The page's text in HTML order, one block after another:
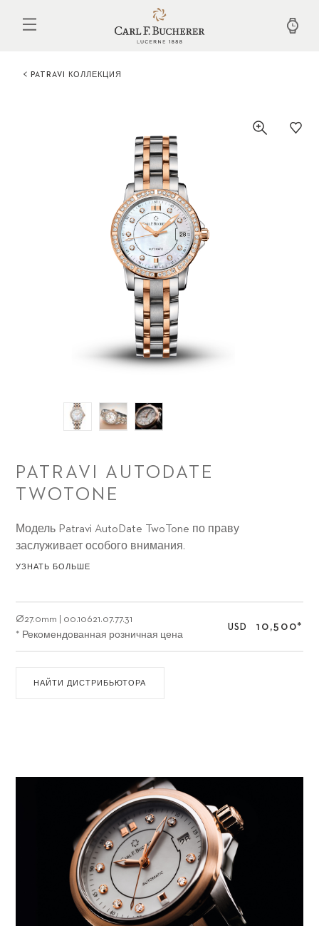
основному
PATRAVI КОЛЛЕКЦИЯ
PATRAVI AUTODATE
TWOTONE
Модель Patravi AutoDate TwoTone по праву
заслуживает особого внимания.
УЗНАТЬ БОЛЬШЕ
Ø27.0mm
00.10621.07.77.31
* Рекомендованная розничная цена
USD 10,500*
НАЙТИ ДИСТРИБЬЮТОРА